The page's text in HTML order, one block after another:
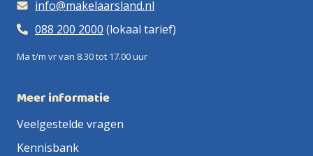
info@makelaarsland.nl
088 200 2000 (lokaal tarief)
Ma t/m vr van 8.30 tot 17.00 uur
Meer informatie
Veelgestelde vragen
Kennisbank